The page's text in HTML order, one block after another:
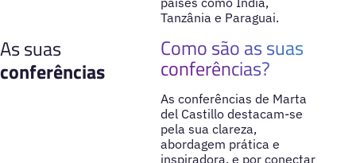
Tanzânia e Paraguai.
As suas
conferências
Como são as suas
conferências?
As conferências de Marta
del Castillo destacam-se
pela sua clareza,
abordagem prática e
inspiradora, e por conectar